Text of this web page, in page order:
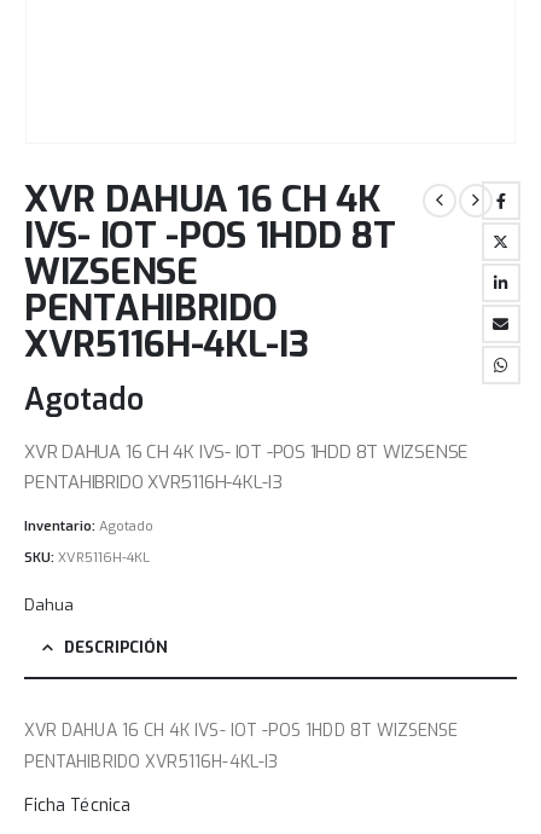
XVR DAHUA 16 CH 4K
IVS- IOT -POS 1HDD 8T
WIZSENSE
PENTAHIBRIDO
XVR5116H-4KL-I3
Agotado
XVR DAHUA 16 CH 4K IVS- IOT -POS 1HDD 8T WIZSENSE
PENTAHIBRIDO XVR5116H-4KL-I3
Inventario: Agotado
SKU: XVR5116H-4KL
Dahua
DESCRIPCIÓN
XVR DAHUA 16 CH 4K IVS- IOT -POS 1HDD 8T WIZSENSE
PENTAHIBRIDO XVR5116H-4KL-I3
Ficha Técnica